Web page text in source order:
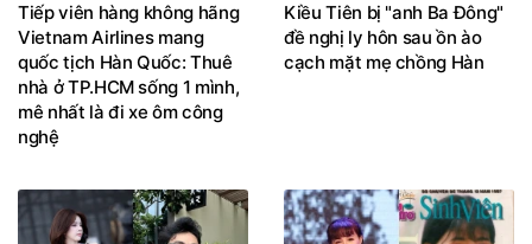
Tiếp viên hàng không hãng
Vietnam Airlines mang
quốc tịch Hàn Quốc: Thuê
nhà ở TP.HCM sống 1 mình,
mê nhất là đi xe ôm công
nghệ
Kiều Tiên bị "anh Ba Đông"
đề nghị ly hôn sau ồn ào
cạch mặt mẹ chồng Hàn